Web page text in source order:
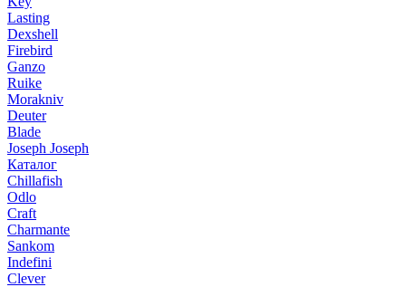
Lasting
Dexshell
Firebird
Ganzo
Ruike
Morakniv
Deuter
Blade
Joseph Joseph
Каталог
Chillafish
Odlo
Craft
Charmante
Sankom
Indefini
Clever